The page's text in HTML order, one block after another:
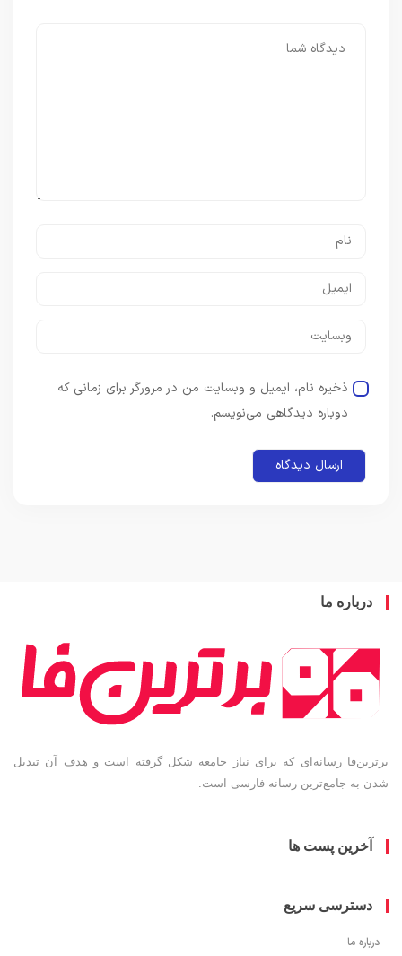
ذخیره نام، ایمیل و وبسایت من در مرورگر برای زمانی که
دوباره دیدگاهی می‌نویسم.
ما
رسانه‌ای که برای نیاز جامعه شکل گرفته است و هدف آن تبدیل
جامع‌ترین رسانه فارسی است.
پست ها
سریع